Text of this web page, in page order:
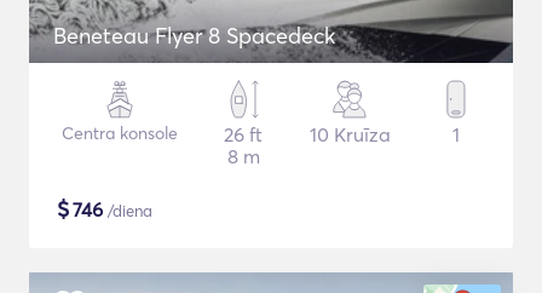
Beneteau Flyer 8 Spacedeck
Centra konsole
26 ft
8 m
10 Kruīza 1
$746 /diena